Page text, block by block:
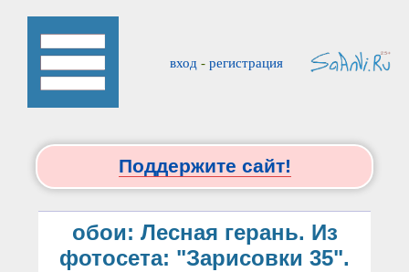
вход - регистрация
Поддержите сайт!
обои: Лесная герань. Из
фотосета: "Зарисовки 35".